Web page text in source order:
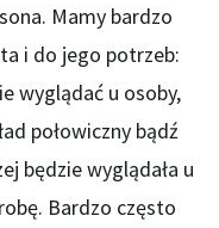
Mamy bardzo
i do jego potrzeb:
wyglądać u osoby,
połowiczny bądź
będzie wyglądała u
Bardzo często